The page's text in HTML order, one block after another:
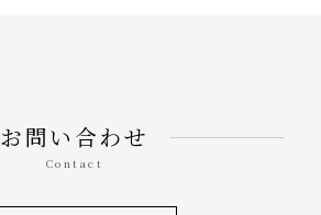
お問い合わせ
Contact